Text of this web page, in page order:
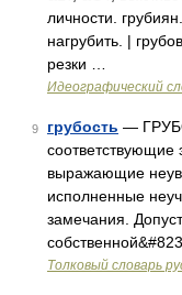
личности.
нагрубить. |
резки …
Идеографический
9 грубость —
соответствующие
выражающие
исполненные
замечания.
Толковый словарь